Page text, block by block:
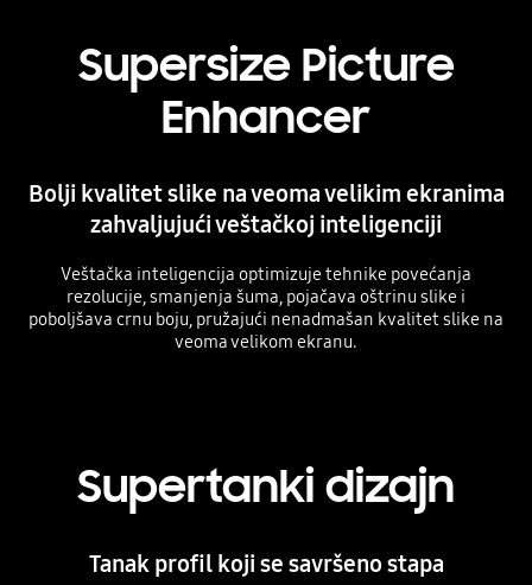
Supersize Picture
Enhancer
Bolji kvalitet slike na veoma velikim ekranima
zahvaljujući veštačkoj inteligenciji
Veštačka inteligencija optimizuje tehnike povećanja
rezolucije, smanjenja šuma, pojačava oštrinu slike i
poboljšava crnu boju, pružajući nenadmašan kvalitet slike na
veoma velikom ekranu.
Supertanki dizajn
Tanak profil koji se savršeno stapa